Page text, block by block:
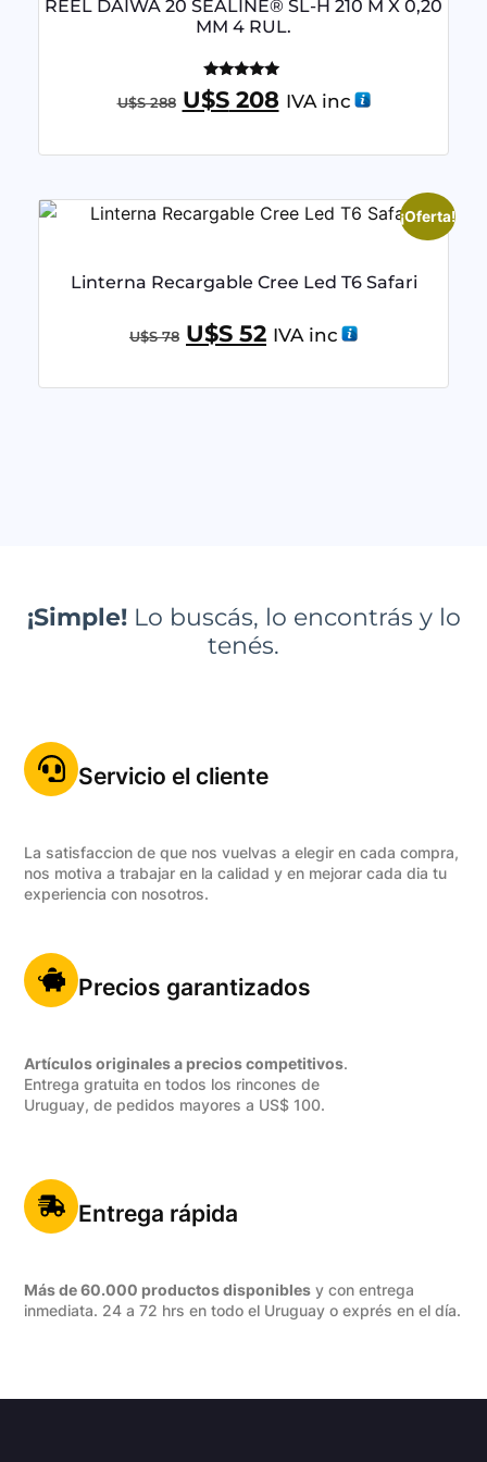
REEL DAIWA 20 SEALINE® SL-H 210 M X 0,20
MM 4 RUL.
Valorado
con
U$S288 U$S208 IVA inc
¡Oferta!
Linterna Recargable Cree Led T6 Safari
U$S78 U$S 52 IVA inc
¡Simple!Lo buscás, lo encontrás y lo
tenés.
Servicio el cliente
La satisfaccion de que nos vuelvas a elegir en cada compra,
nos motiva a trabajar en la calidad y en mejorar cada dia tu
experiencia con nosotros.
Precios garantizados
Artículos originales a precios competitivos.
Entrega gratuita en todos los rincones de
Uruguay, de pedidos mayores a US$ 100.
Entrega rápida
Más de 60.000 productos disponibles y con entrega
inmediata. 24 a 72 hrs en todo el Uruguay o exprés en el día.